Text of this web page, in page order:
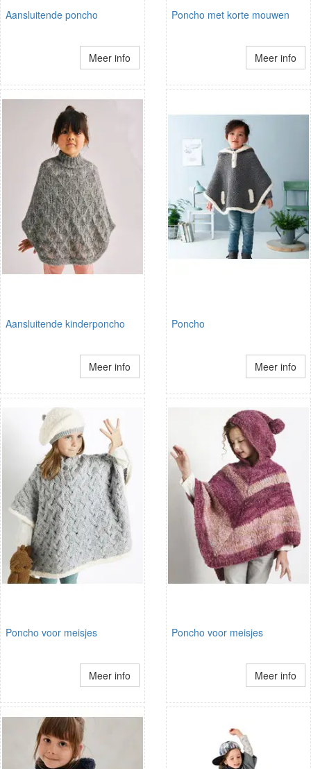
Aansluitende poncho
Meer info
Poncho met korte mouwen
Meer info
Aansluitende kinderponcho
Meer info
Poncho
Meer info
Poncho voor meisjes
Meer info
Poncho voor meisjes
Meer info